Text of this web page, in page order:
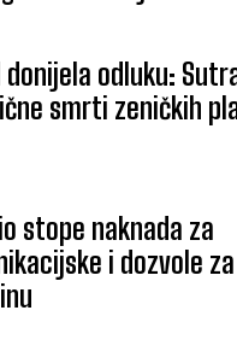
donijela odluku:
smrti zeničkih
stope naknada za
i dozvole